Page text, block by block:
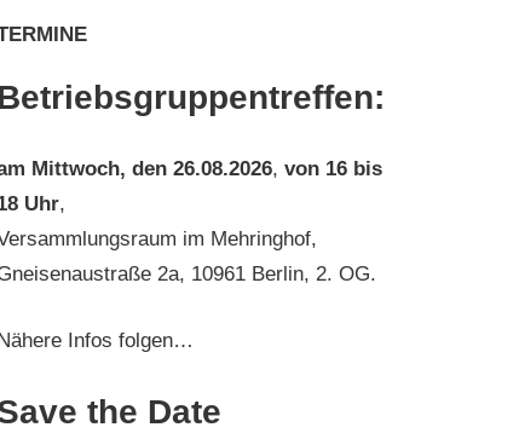
Mittwoch, den 26.08.2026, von 16 bis
Uhr,
im Mehringhof,
2a, 10961 Berlin, 2. OG.
Infos folgen…
the Date